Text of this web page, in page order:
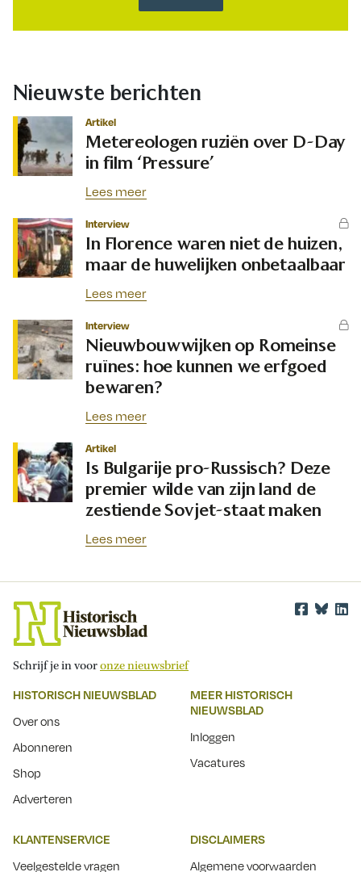
Nieuwste berichten
Artikel
Metereologen ruziën over D-Day
in film ‘Pressure’
Lees meer
Interview
In Florence waren niet de huizen,
maar de huwelijken onbetaalbaar
Lees meer
Interview
Nieuwbouwwijken op Romeinse
ruïnes: hoe kunnen we erfgoed
bewaren?
Lees meer
Artikel
Is Bulgarije pro-Russisch? Deze
premier wilde van zijn land de
zestiende Sovjet-staat maken
Lees meer
Schrijf je in vooronze nieuwsbrief
HISTORISCH NIEUWSBLAD
Over ons
Abonneren
Shop
Adverteren
MEER HISTORISCH
NIEUWSBLAD
Inloggen
Vacatures
KLANTENSERVICE
Veelgestelde vragen
DISCLAIMERS
Algemene voorwaarden